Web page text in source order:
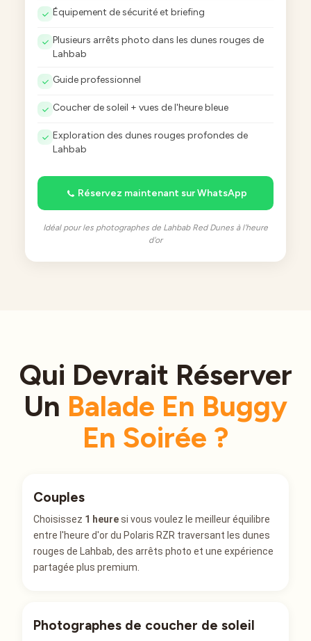
Équipement de sécurité et briefing
Plusieurs arrêts photo dans les dunes rouges de
Lahbab
Guide professionnel
Coucher de soleil + vues de l'heure bleue
Exploration des dunes rouges profondes de
Lahbab
Réservez maintenant sur WhatsApp
Idéal pour les photographes de Lahbab Red Dunes à l'heure
d'or
Qui Devrait Réserver
Un Balade En Buggy
En Soirée ?
Couples
Choisissez 1 heuresi vous voulez le meilleur équilibre
entre l'heure d'or du Polaris RZR traversant les dunes
rouges de Lahbab, des arrêts photo et une expérience
partagée plus premium.
Photographes de coucher de soleil